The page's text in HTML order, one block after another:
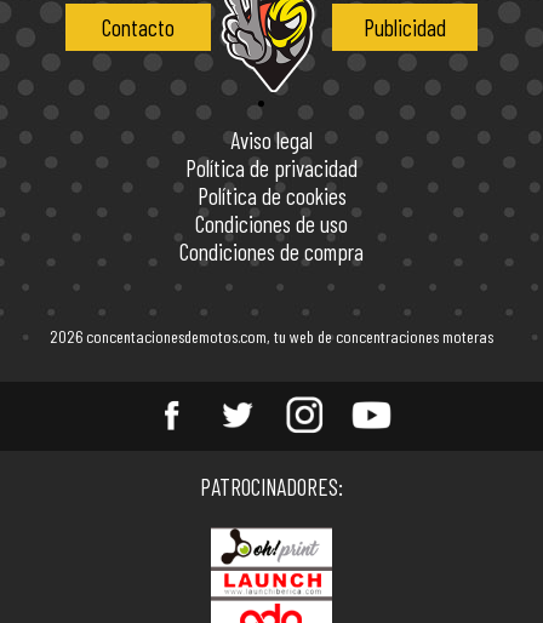
Contacto Publicidad
Aviso legal
Política de privacidad
Política de cookies
Condiciones de uso
Condiciones de compra
2026 concentacionesdemotos.com, tu web de concentraciones moteras
PATROCINADORES:
concentraciones de motos en
España